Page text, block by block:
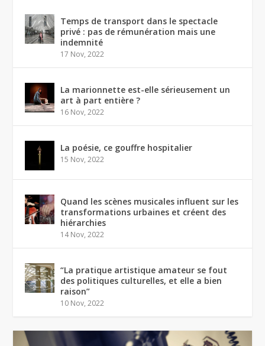
Temps de transport dans le spectacle
privé : pas de rémunération mais une
indemnité
17 Nov, 2022
La marionnette est-elle sérieusement un
art à part entière ?
16 Nov, 2022
La poésie, ce gouffre hospitalier
15 Nov, 2022
Quand les scènes musicales influent sur les
transformations urbaines et créent des
hiérarchies
14 Nov, 2022
“La pratique artistique amateur se fout
des politiques culturelles, et elle a bien
raison”
10 Nov, 2022